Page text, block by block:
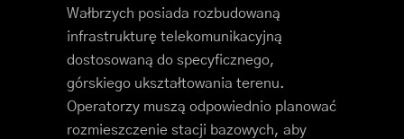
Wałbrzych posiada rozbudowaną
infrastrukturę telekomunikacyjną
dostosowaną do specyficznego,
górskiego ukształtowania terenu.
Operatorzy muszą odpowiednio planować
rozmieszczenie stacji bazowych, aby